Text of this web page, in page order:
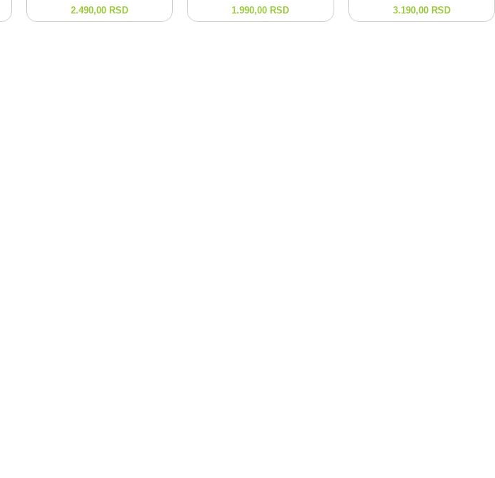
2.490,00 RSD 1.990,00 RSD 3.190,00 RSD